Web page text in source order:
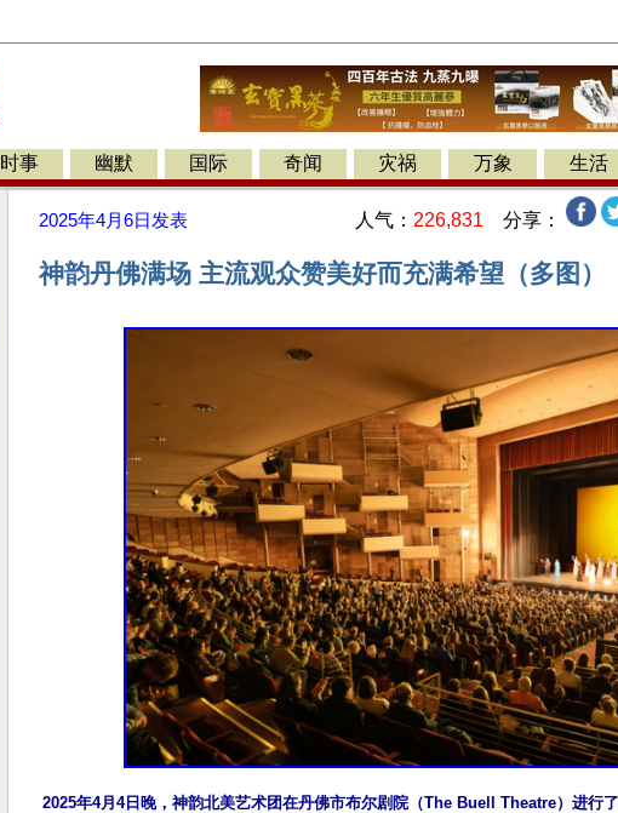
时事 幽默 国际 奇闻 灾祸 万象 生活
2025年4月6日 发表 人气： 226,831 分享：
神韵丹佛满场 主流观众赞美好而充满希望（多图）
2025年4月4日晚，神韵北美艺术团在丹佛市布尔剧院（The Buell Theatre）进行